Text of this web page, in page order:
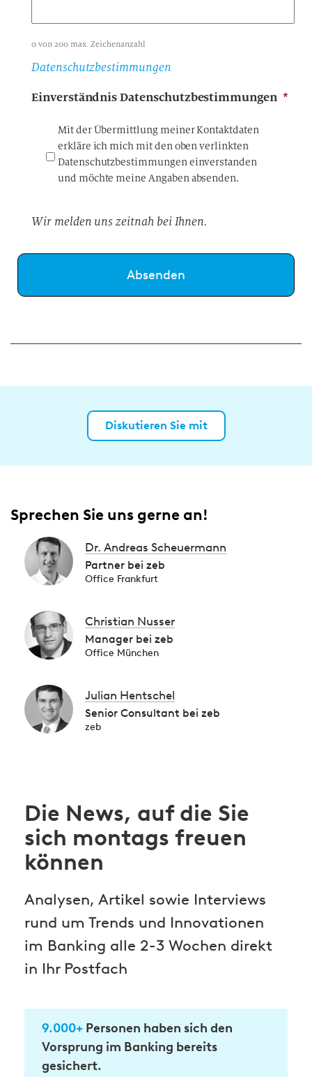
0 von 200 max. Zeichenanzahl
Datenschutzbestimmungen
Einverständnis Datenschutzbestimmungen *
Mit der Übermittlung meiner Kontaktdaten
erkläre ich mich mit den oben verlinkten
Datenschutzbestimmungen einverstanden
und möchte meine Angaben absenden.
Wir melden uns zeitnah bei Ihnen.
Diskutieren Sie mit
Sprechen Sie uns gerne an!
Dr. Andreas Scheuermann
Partner bei zeb
Office Frankfurt
Christian Nusser
Manager bei zeb
Office München
Julian Hentschel
Senior Consultant bei zeb
zeb
Die News, auf die Sie
sich montags freuen
können
Analysen, Artikel sowie Interviews
rund um Trends und Innovationen
im Banking alle 2-3 Wochen direkt
in Ihr Postfach
9.000+ Personen haben sich den
Vorsprung im Banking bereits
gesichert.